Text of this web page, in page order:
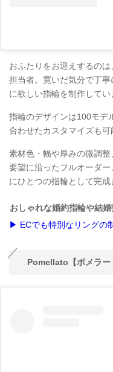
おふたりをお迎えするの
担当者。寛いだ気分で丁
に欲しい指輪を制作してい
指輪のデザインは100モデ
合わせたカスタマイズも
素材色・幅や厚みの微調
要望に沿ったフルオーダ
にひとつの指輪として完
おしゃれな婚約指輪や結
▶ ECでも特別なリングの
Pomellato【ポメラー